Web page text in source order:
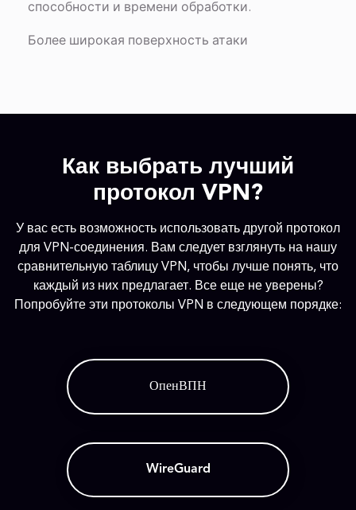
способности и времени обработки.
Более широкая поверхность атаки
Как выбрать лучший
протокол VPN?
У вас есть возможность использовать другой протокол
для VPN-соединения. Вам следует взглянуть на нашу
сравнительную таблицу VPN, чтобы лучше понять, что
каждый из них предлагает. Все еще не уверены?
Попробуйте эти протоколы VPN в следующем порядке:
ОпенВПН
WireGuard